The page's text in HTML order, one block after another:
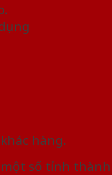
hàng.
số tỉnh